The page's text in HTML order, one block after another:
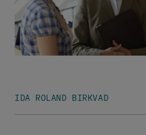
IDA ROLAND BIRKVAD